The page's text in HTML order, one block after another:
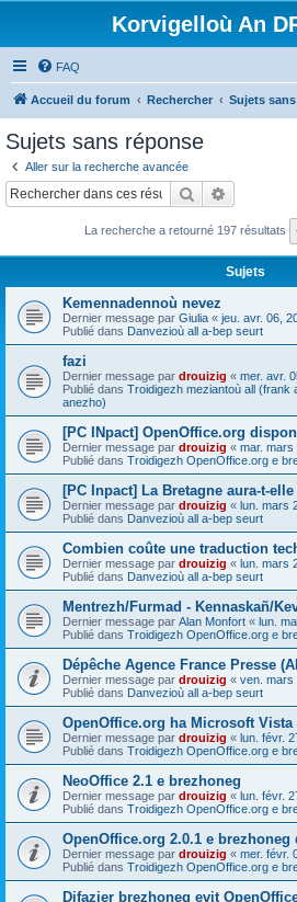
Korvigelloù An
FAQ
Accueil du forum Rechercher Sujets
Sujets sans réponse
Aller sur la recherche avancée
Rechercher
La recherche a retourné 197 résultats
Sujets
Kemennadennoù nevez
Dernier message par Giulia « jeu. avr. 06,
Publié dans Danvezioù all a-bep seurt
fazi
Dernier message par drouizig « mer. avr.
Publié dans Troidigezh meziantoù all (frank
anezho)
[PC INpact] OpenOffice.org
Dernier message par drouizig « mar. mars
Publié dans Troidigezh OpenOffice.org e
[PC Inpact] La Bretagne aura-t-
Dernier message par drouizig « lun. mars
Publié dans Danvezioù all a-bep seurt
Combien coûte une traduction
Dernier message par drouizig « lun. mars
Publié dans Danvezioù all a-bep seurt
Mentrezh/Furmad - Kennaskañ/
Dernier message par Alan Monfort « lun.
Publié dans Troidigezh OpenOffice.org e
Dépêche Agence France Presse
Dernier message par drouizig « ven. mars
Publié dans Danvezioù all a-bep seurt
OpenOffice.org ha Microsoft
Dernier message par drouizig « lun. févr.
Publié dans Troidigezh OpenOffice.org e
NeoOffice 2.1 e brezhoneg
Dernier message par drouizig « lun. févr.
Publié dans Troidigezh OpenOffice.org e
OpenOffice.org 2.0.1 e brezhoneg
Dernier message par drouizig « mer. févr.
Publié dans Troidigezh OpenOffice.org e
Difazier brezhoneg evit